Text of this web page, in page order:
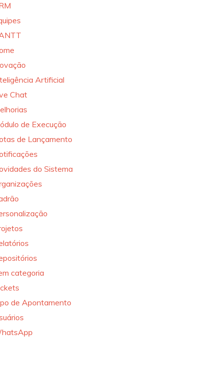
Artificial
Chat
de Execução
de Lançamento
do Sistema
categoria
de Apontamento